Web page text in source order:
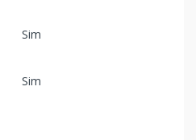
Sim
Sim